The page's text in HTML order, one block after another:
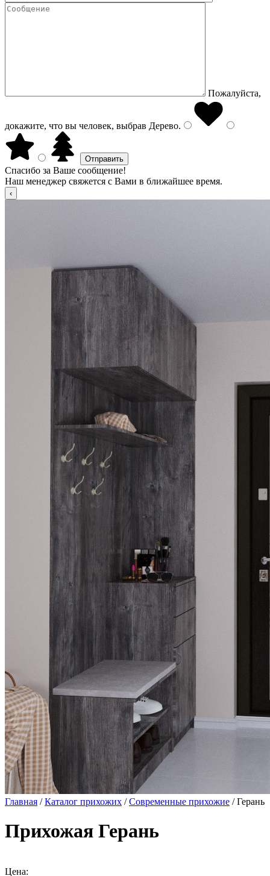
Пожалуйста,
докажите, что вы человек, выбрав Дерево.
Спасибо за Ваше сообщение!
Наш менеджер свяжется с Вами в ближайшее время.
Главная /Каталог прихожих /Современные прихожие / Герань
Прихожая Герань
Цена: